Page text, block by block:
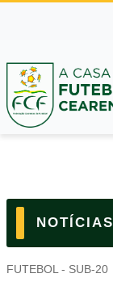
NOTÍCIAS
FUTEBOL - SUB-20